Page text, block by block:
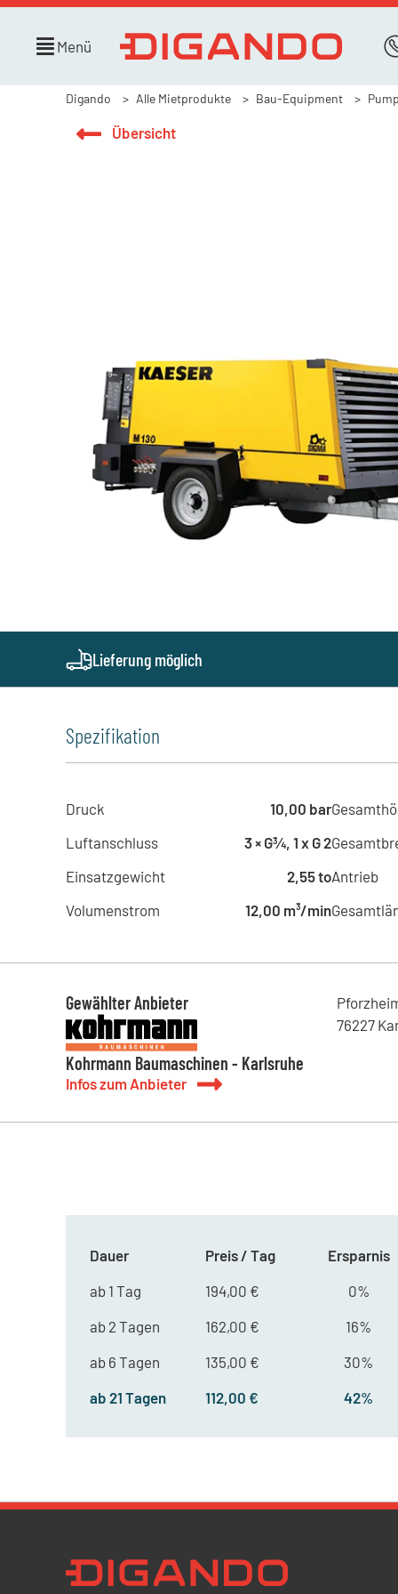
Menü
Digando Alle Mietprodukte Bau-Equipment
Übersicht
Lieferung möglich
Spezifikation
Druck
10,00 bar
Luftanschluss
3 × G¾, 1 x G 2
Einsatzgewicht
2,55 to
Volumenstrom
12,00 m³/min
Antrieb
Gewählter Anbieter
Kohrmann Baumaschinen - Karlsruhe
Infos zum Anbieter
76227
Dauer Preis / Tag
Ersparnis
ab 1 Tag
194,00 €
0%
ab 2 Tagen
162,00 €
16%
ab 6 Tagen
135,00 €
30%
ab 21 Tagen
112,00 € 42%
Ich bestätige, dass ich die